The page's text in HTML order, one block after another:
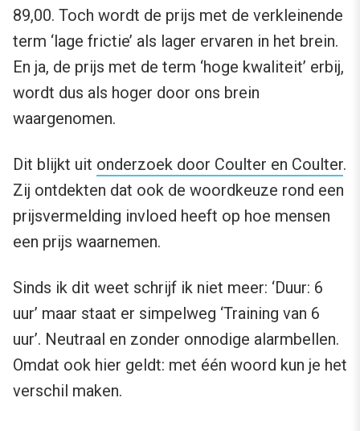
89,00. Toch wordt de prijs met de verkleinende
term ‘lage frictie’ als lager ervaren in het brein.
En ja, de prijs met de term ‘hoge kwaliteit’ erbij,
wordt dus als hoger door ons brein
waargenomen.
Dit blijkt uit onderzoek door Coulter en Coulter.
Zij ontdekten dat ook de woordkeuze rond een
prijsvermelding invloed heeft op hoe mensen
een prijs waarnemen.
Sinds ik dit weet schrijf ik niet meer: ‘Duur: 6
uur’ maar staat er simpelweg ‘Training van 6
uur’. Neutraal en zonder onnodige alarmbellen.
Omdat ook hier geldt: met één woord kun je het
verschil maken.